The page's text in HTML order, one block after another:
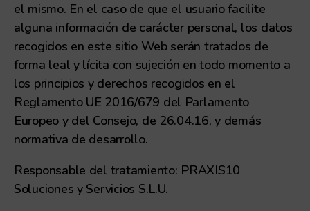
el mismo. En el caso de que el usuario facilite
alguna información de carácter personal, los datos
recogidos en este sitio Web serán tratados de
forma leal y lícita con sujeción en todo momento a
los principios y derechos recogidos en el
Reglamento UE 2016/679 del Parlamento
Europeo y del Consejo, de 26.04.16, y demás
normativa de desarrollo.
Responsable del tratamiento: PRAXIS10
Soluciones y Servicios S.L.U.